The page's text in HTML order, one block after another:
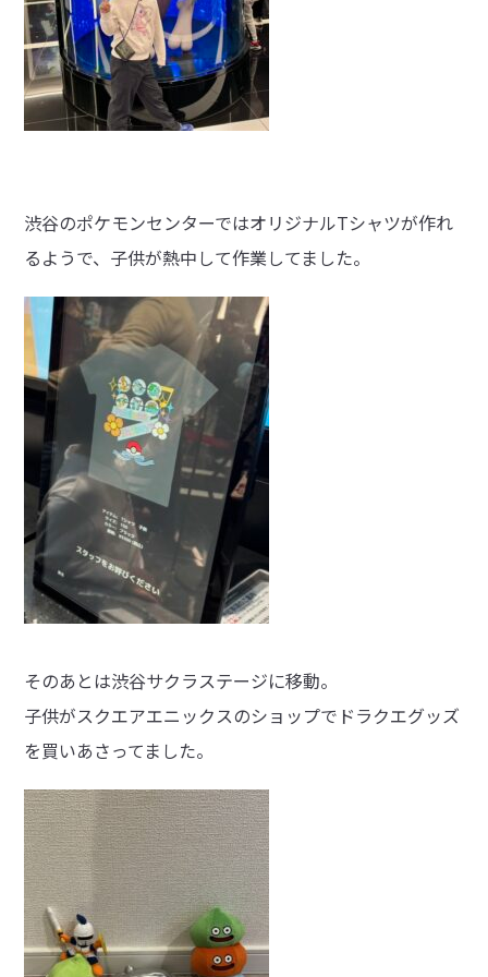
渋谷のポケモンセンターではオリジナルTシャツが作れ
るようで、子供が熱中して作業してました。
そのあとは渋谷サクラステージに移動。
子供がスクエアエニックスのショップでドラクエグッズ
を買いあさってました。